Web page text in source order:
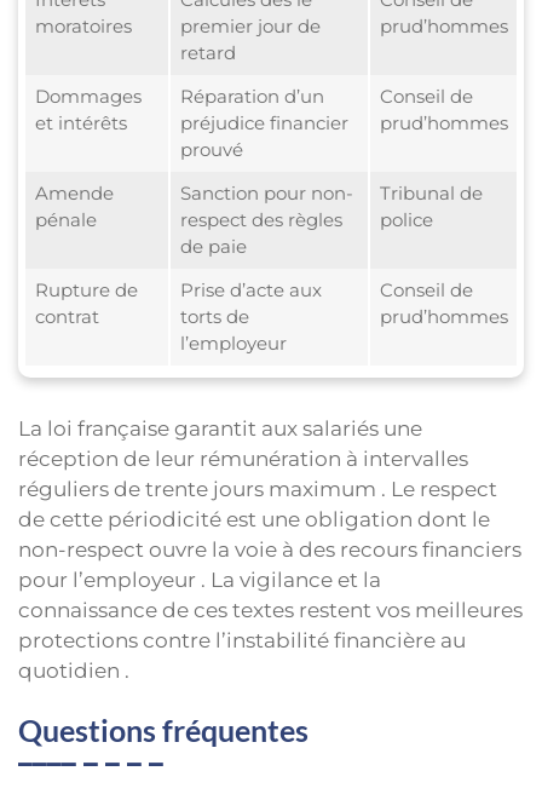
moratoires
premier jour de
retard
prud’hommes
Dommages
et intérêts
Réparation d’un
préjudice financier
prouvé
Conseil de
prud’hommes
Amende
pénale
Sanction pour non-
respect des règles
de paie
Tribunal de
police
Rupture de
contrat
Prise d’acte aux
torts de
l’employeur
Conseil de
prud’hommes
La loi française garantit aux salariés une
réception de leur rémunération à intervalles
réguliers de trente jours maximum . Le respect
de cette périodicité est une obligation dont le
non-respect ouvre la voie à des recours financiers
pour l’employeur . La vigilance et la
connaissance de ces textes restent vos meilleures
protections contre l’instabilité financière au
quotidien .
Questions fréquentes